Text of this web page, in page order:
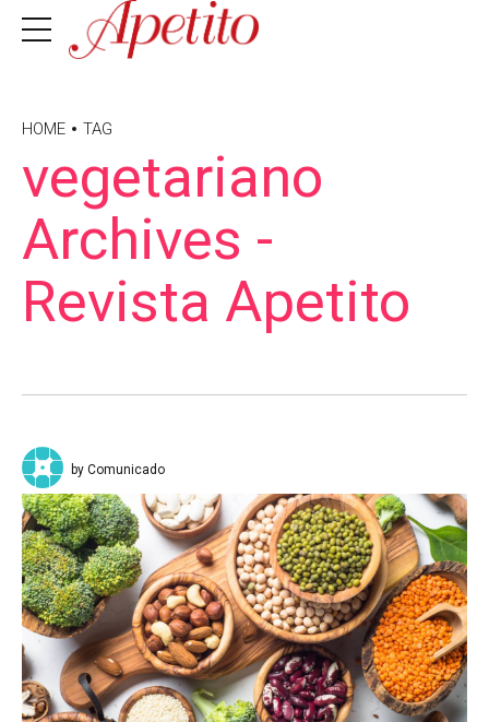
HOME TAG
vegetariano
Archives -
Revista Apetito
by Comunicado